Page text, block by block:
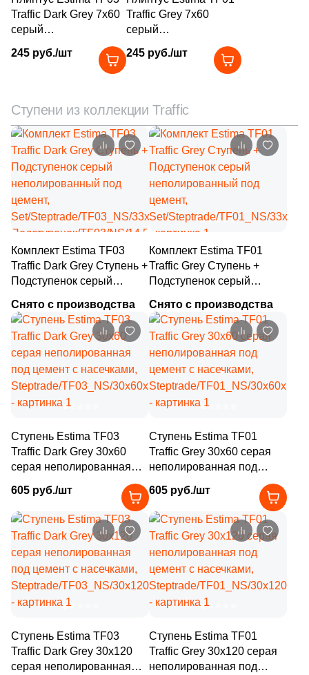
31.5x150 (
31.7x62.5 (2
31x31.7 (5)
31x33 (9)
31.7x31.7 (8)
31.7x120 (
31x32 (21)
31x31 ( 32
31x15 (2)
31.2x31.2 (2)
31.5x119.7 (5)
31.2x33 ( 4 )
32.8x32.8 (2)
32x31 (11)
32.3x32.3 (
32.4x32.4 (2)
32x120 (35)
32.5x32.5 ( 7)
32x160 (1 )
32x30 (3)
Traffic Dark Grey 7x60
серый
неполированный под
цемент,
Skirting/TF03_NS/7x60
245 руб./шт
Traffic Grey 7x60
серый
неполированный под
цемент,
Skirting/TF01_NS/7x60
245 руб./шт
Ступени из коллекции Traffic
Комплект Estima TF03
Traffic Dark Grey Ступень +
Подступенок серый
цемент,
Set/Steptrade/TF03_NS/33x120/S1/
Подступенок/TF03/NS/14,5x120
Снято с производства
Комплект Estima TF01
Traffic Grey Ступень +
Подступенок серый
цемент,
Set/Steptrade/TF01_NS/
Снято с производства
Ступень Estima TF03
Traffic Dark Grey 30x60
серая неполированная
под цемент с насечками,
Steptrade/TF03_NS/30x60x10
605 руб./шт
Ступень Estima TF01
Traffic Grey 30x60 серая
неполированная под
Steptrade/TF01_NS/30x60x10
605 руб./шт
Ступень Estima TF03
Traffic Dark Grey 30x120
серая неполированная
Ступень Estima TF01
Traffic Grey 30x120 серая
неполированная под